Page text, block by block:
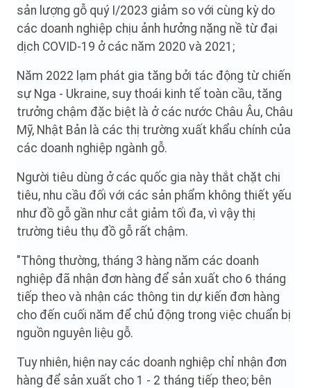
sản lượng gỗ quý I/2023 giảm so với cùng kỳ do
các doanh nghiệp chịu ảnh hưởng nặng nề từ đại
dịch COVID-19 ở các năm 2020 và 2021;
Năm 2022 lạm phát gia tăng bởi tác động từ chiến
sự Nga - Ukraine, suy thoái kinh tế toàn cầu, tăng
trưởng chậm đặc biệt là ở các nước Châu Âu, Châu
Mỹ, Nhật Bản là các thị trường xuất khẩu chính của
các doanh nghiệp ngành gỗ.
Người tiêu dùng ở các quốc gia này thắt chặt chi
tiêu, nhu cầu đối với các sản phẩm không thiết yếu
như đồ gỗ gần như cắt giảm tối đa, vì vậy thị
trường tiêu thụ đồ gỗ rất chậm.
"Thông thường, tháng 3 hàng năm các doanh
nghiệp đã nhận đơn hàng để sản xuất cho 6 tháng
tiếp theo và nhận các thông tin dự kiến đơn hàng
cho đến cuối năm để chủ động trong việc chuẩn bị
nguồn nguyên liệu gỗ.
Tuy nhiên, hiện nay các doanh nghiệp chỉ nhận đơn
hàng để sản xuất cho 1 - 2 tháng tiếp theo; bên